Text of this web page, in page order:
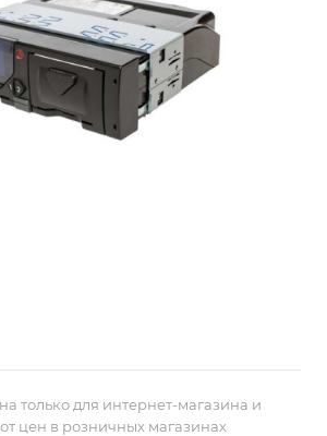
только для интернет-магазина и
цен в розничных магазинах